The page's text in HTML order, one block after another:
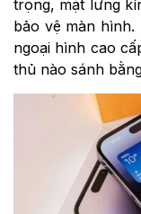
trọng, mặt lưng
bảo vệ màn
ngoại hình cao
thủ nào sánh